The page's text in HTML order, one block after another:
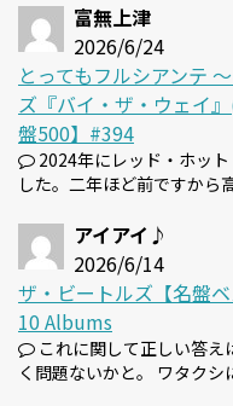
富無上津
2026/6/24
とってもフルシアンテ
ズ『バイ・ザ・ウェイ
盤500】#394
2024年にレッド・ホッ
した。二年ほど前ですから
アイアイ♪
2026/6/14
ザ・ビートルズ【名盤
10 Albums
これに関して正しい答え
く問題ないかと。 ワタクシ